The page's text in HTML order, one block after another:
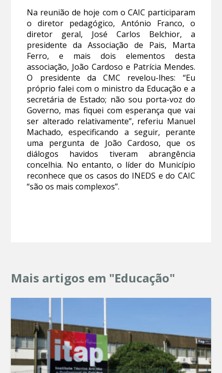
Na reunião de hoje com o CAIC participaram
o diretor pedagógico, António Franco, o
diretor geral, José Carlos Belchior, a
presidente da Associação de Pais, Marta
Ferro, e mais dois elementos desta
associação, João Cardoso e Patrícia Mendes.
O presidente da CMC revelou-lhes: “Eu
próprio falei com o ministro da Educação e a
secretária de Estado; não sou porta-voz do
Governo, mas fiquei com esperança que vai
ser alterado relativamente”, referiu Manuel
Machado, especificando a seguir, perante
uma pergunta de João Cardoso, que os
diálogos havidos tiveram abrangência
concelhia. No entanto, o líder do Município
reconhece que os casos do INEDS e do CAIC
“são os mais complexos”.
Mais artigos em "Educação"